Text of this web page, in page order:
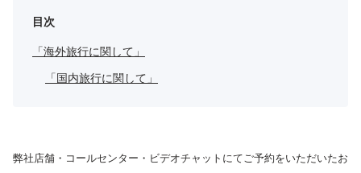
目次
「海外旅行に関して」
「国内旅行に関して」
弊社店舗・コールセンター・ビデオチャットにてご予約をいただいたお